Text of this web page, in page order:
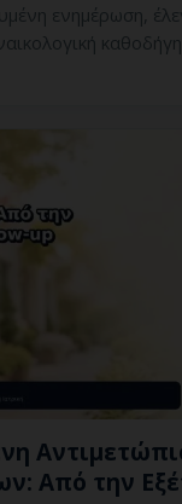
ενημέρωση,
Από την